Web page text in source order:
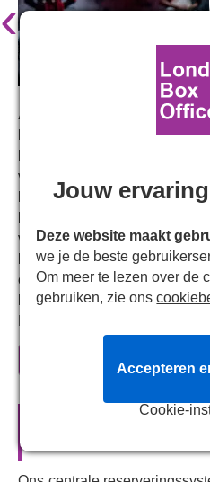
‹
Akram Khans
Giselle
het toneel in 2016 in
voorstelling in januari 2026
London Coliseum,
bewerking van het
verraad.Akram Khan
licht doorMark Henderson,
en muziek doorVincenzo
het origineel door Adolphe
Waarom moet je
al eerder hebt gezien en
van dit klassieke verhaal,
ballet combineert met
meer
Officiële
Jouw
Deze website maakt
we je de beste
Om meer te lezen over de
gebruiken, zie ons
Cookie-
Accepteren